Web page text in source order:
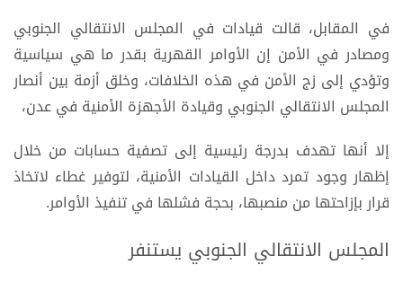
في المقابل، قالت قيادات في المجلس الانتقالي الجنوبي
ومصادر في الأمن إن الأوامر القهرية بقدر ما هي سياسية
وتؤدي إلى زج الأمن في هذه الخلافات، وخلق أزمة بين أنصار
المجلس الانتقالي الجنوبي وقيادة الأجهزة الأمنية في عدن،
إلا أنها تهدف بدرجة رئيسية إلى تصفية حسابات من خلال
إظهار وجود تمرد داخل القيادات الأمنية، لتوفير غطاء لاتخاذ
قرار بإزاحتها من منصبها، بحجة فشلها في تنفيذ الأوامر.
المجلس الانتقالي الجنوبي يستنفر